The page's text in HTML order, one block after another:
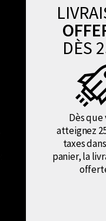
DÈS
Dès que
atteignez
taxes
panier, la